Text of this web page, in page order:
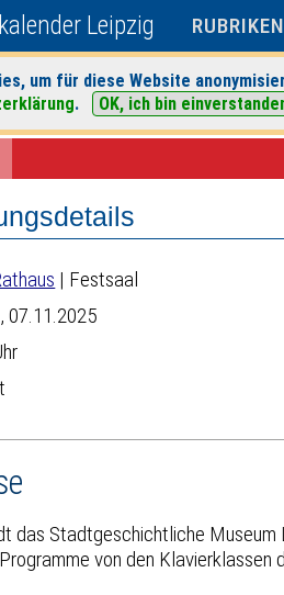
Leipzig RUBRIKEN
um für diese Website
. OK, ich bin
>Suche> Konzert >Altes Rathaus
| Festsaal
07.11.2025
das Stadtgeschichtliche
von den